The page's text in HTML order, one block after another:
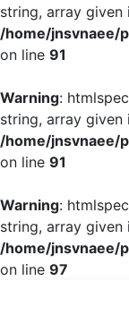
string, array given
/home/jnsvnaee/
on line 91
Warning:
string, array given
/home/jnsvnaee/
on line 91
Warning:
string, array given
/home/jnsvnaee/
on line 97